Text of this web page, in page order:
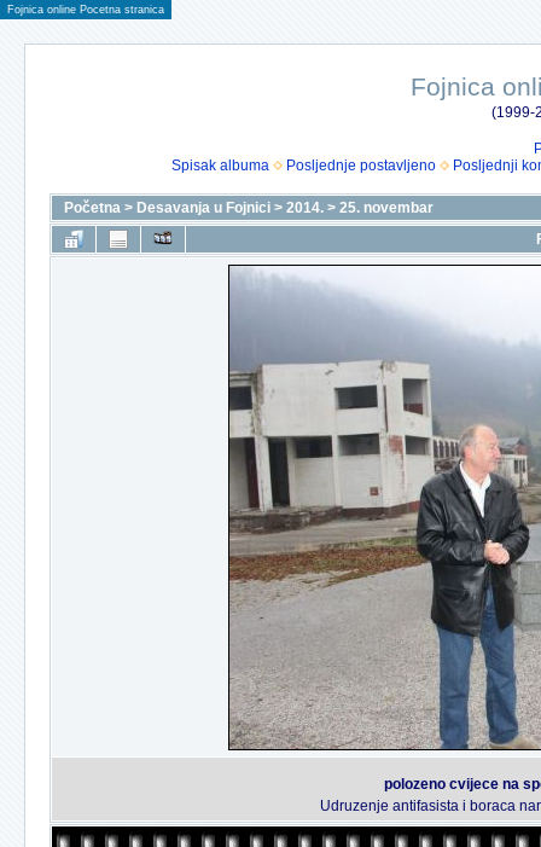
Fojnica online Pocetna stranica
Fojnica
(1999-
Spisak albuma
Posljednje postavljeno Posljednji
Početna > Desavanja u Fojnici > 2014. > 25. novembar
polozeno cvijece na
Udruzenje antifasista i boraca